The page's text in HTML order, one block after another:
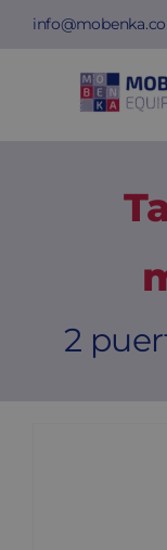
Saltar
contenido
Info técnica
2